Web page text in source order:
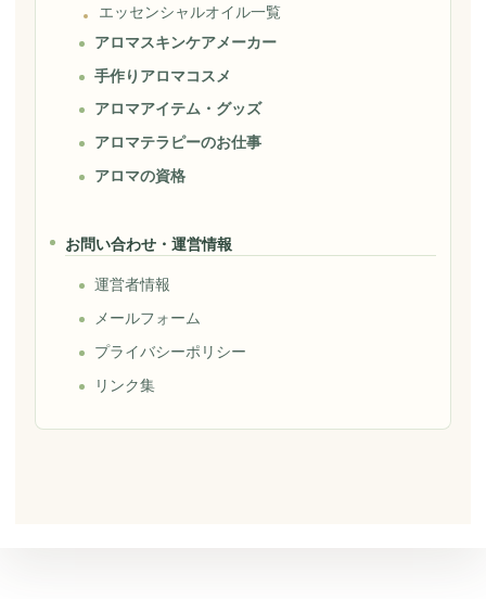
エッセンシャルオイル一覧
アロマスキンケアメーカー
手作りアロマコスメ
アロマアイテム・グッズ
アロマテラピーのお仕事
アロマの資格
お問い合わせ・運営情報
運営者情報
メールフォーム
プライバシーポリシー
リンク集